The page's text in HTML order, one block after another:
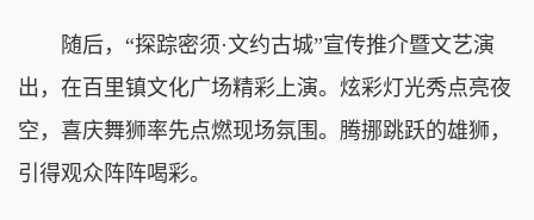
随后，“探踪密须·文约古城”宣传推介暨文艺演
出，在百里镇文化广场精彩上演。炫彩灯光秀点亮夜
空，喜庆舞狮率先点燃现场氛围。腾挪跳跃的雄狮，
引得观众阵阵喝彩。